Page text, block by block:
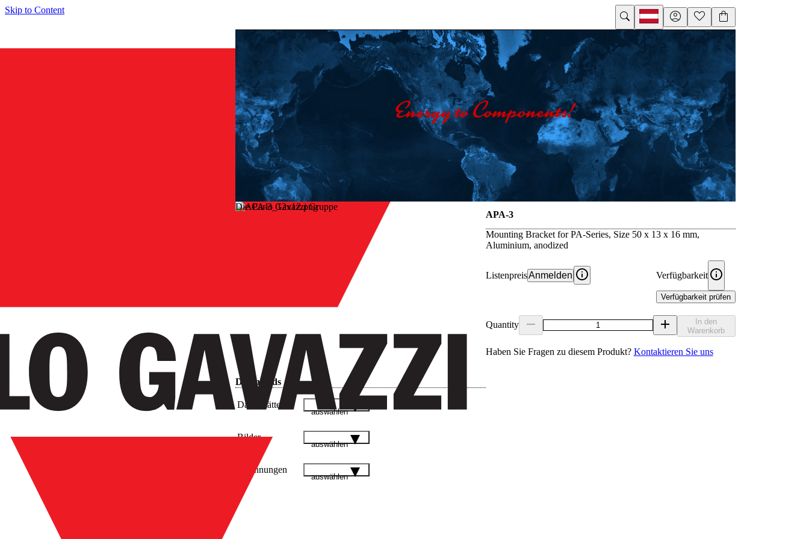
Skip to Content
Die Carlo Gavazzi Gruppe
APA-3
Mounting Bracket for PA-Series, Size 50 x 13 x 16 mm,
Aluminium, anodized
ListenpreisAnmelden Verfügbarkeit
Verfügbarkeit prüfen
Quantity
In den
Warenkorb
Haben Sie Fragen zu diesem Produkt? Kontaktieren Sie uns
Downloads
Datenblätter
auswählen
Bilder
auswählen
Zeichnungen
auswählen